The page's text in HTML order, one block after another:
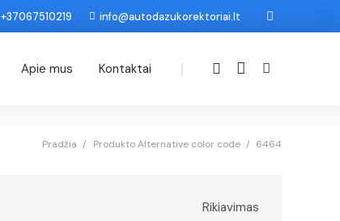
+37067510219 info@autodazukorektoriai.lt
Apie mus Kontaktai |
Pradžia / Produkto Alternative color code / 6464
Rikiavimas